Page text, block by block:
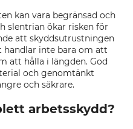
kan vara begränsad och
slentrian ökar risken för
att skyddsutrustningen
handlar inte bara om att
att hålla i längden. God
och genomtänkt
och säkrare.
arbetsskydd?